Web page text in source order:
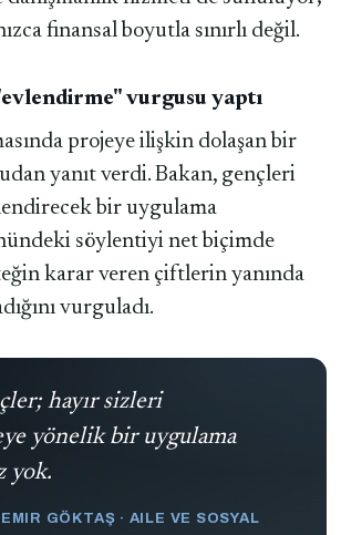
finansal boyutla sınırlı değil.
vurgusu yaptı
projeye ilişkin dolaşan bir
yanıt verdi. Bakan, gençleri
bir uygulama
söylentiyi net biçimde
karar veren çiftlerin yanında
vurguladı.
hayır sizleri
yönelik bir uygulama
yok.
GÖKTAŞ · AILE VE SOSYAL